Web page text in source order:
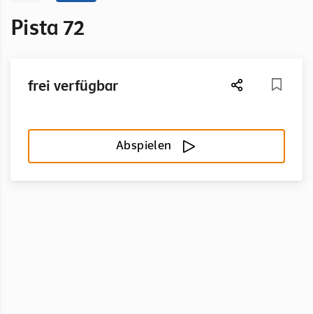
Pista 72
frei verfügbar
Abspielen